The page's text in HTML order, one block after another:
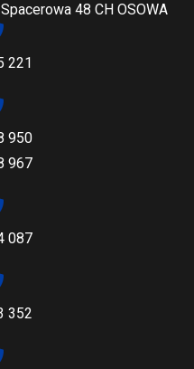
48 CH OSOWA
221
950
967
087
352